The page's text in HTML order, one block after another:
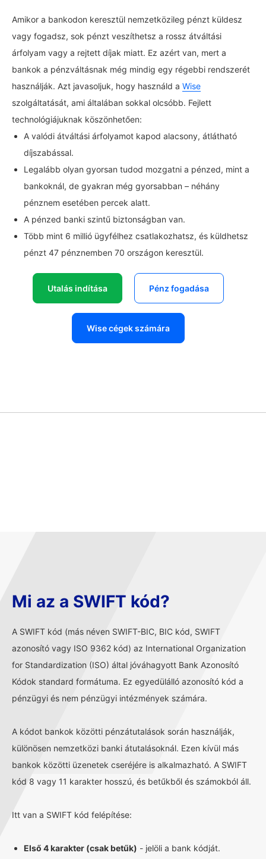
Amikor a bankodon keresztül nemzetközileg pénzt küldesz
vagy fogadsz, sok pénzt veszíthetsz a rossz átváltási
árfolyam vagy a rejtett díjak miatt. Ez azért van, mert a
bankok a pénzváltásnak még mindig egy régebbi rendszerét
használják. Azt javasoljuk, hogy használd a Wise
szolgáltatását, ami általában sokkal olcsóbb. Fejlett
technológiájuknak köszönhetően:
A valódi átváltási árfolyamot kapod alacsony, átlátható
díjszabással.
Legalább olyan gyorsan tudod mozgatni a pénzed, mint a
bankoknál, de gyakran még gyorsabban – néhány
pénznem esetében percek alatt.
A pénzed banki szintű biztonságban van.
Több mint 6 millió ügyfélhez csatlakozhatsz, és küldhetsz
pénzt 47 pénznemben 70 országon keresztül.
Utalás indítása Pénz fogadása
Wise cégek számára
Mi az a SWIFT kód?
A SWIFT kód (más néven SWIFT-BIC, BIC kód, SWIFT
azonosító vagy ISO 9362 kód) az International Organization
for Standardization (ISO) által jóváhagyott Bank Azonosító
Kódok standard formátuma. Ez egyedülálló azonosító kód a
pénzügyi és nem pénzügyi intézmények számára.
A kódot bankok közötti pénzátutalások során használják,
különösen nemzetközi banki átutalásoknál. Ezen kívül más
bankok közötti üzenetek cseréjére is alkalmazható. A SWIFT
kód 8 vagy 11 karakter hosszú, és betűkből és számokból áll.
Itt van a SWIFT kód felépítése:
Első 4 karakter (csak betűk) - jelöli a bank kódját.